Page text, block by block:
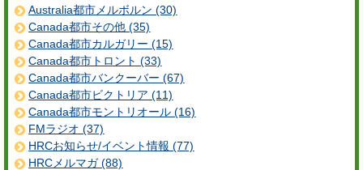
Australia都市メルボルン (30)
Canada都市その他 (35)
Canada都市カルガリー (15)
Canada都市トロント (33)
Canada都市バンクーバー (67)
Canada都市ビクトリア (11)
Canada都市モントリオール (16)
FMラジオ (37)
HRCお知らせ/イベント情報 (77)
HRCメルマガ (88)